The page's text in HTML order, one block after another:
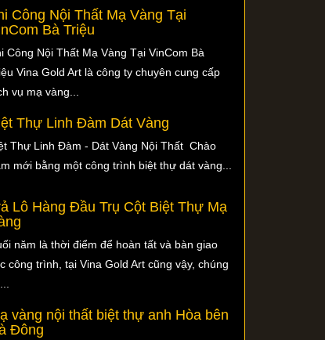
Công Nội Thất Mạ Vàng Tại
Bà Triệu
Công Nội Thất Mạ Vàng Tại VinCom Bà
Vina Gold Art là công ty chuyên cung cấp
vụ mạ vàng...
Thự Linh Đàm Dát Vàng
Thự Linh Đàm - Dát Vàng Nội Thất Chào
mới bằng một công trình biệt thự dát vàng...
Lô Hàng Đầu Trụ Cột Biệt Thự Mạ
năm là thời điểm để hoàn tất và bàn giao
công trình, tại Vina Gold Art cũng vậy, chúng
vàng nội thất biệt thự anh Hòa bên
Đông